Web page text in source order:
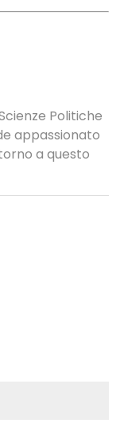
Politiche
appassionato
a questo